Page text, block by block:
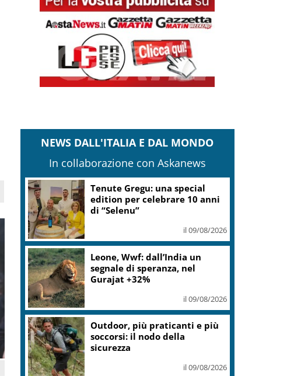
NEWS DALL'ITALIA E DAL MONDO
In collaborazione con Askanews
Tenute Gregu: una special
edition per celebrare 10 anni
di “Selenu”
il 09/08/2026
Leone, Wwf: dall’India un
segnale di speranza, nel
Gurajat +32%
il 09/08/2026
Outdoor, più praticanti e più
soccorsi: il nodo della
sicurezza
il 09/08/2026